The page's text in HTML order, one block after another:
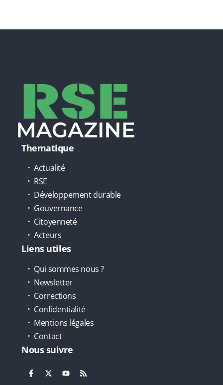
Thematique
Actualité
RSE
Développement durable
Gouvernance
Citoyenneté
Acteurs
Liens utiles
Qui sommes nous ?
Newsletter
Corrections
Confidentialité
Mentions légales
Contact
Nous suivre